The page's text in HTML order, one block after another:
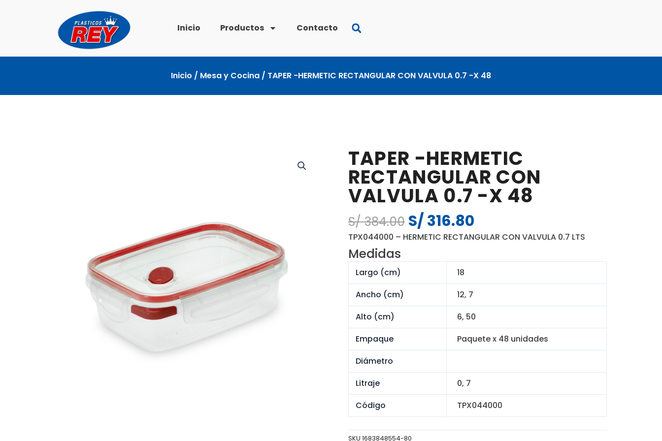
Inicio Productos Contacto
Inicio / Mesa y Cocina / TAPER -HERMETIC RECTANGULAR CON VALVULA 0.7 -X 48
TAPER -HERMETIC
RECTANGULAR CON
VALVULA 0.7 -X 48
S/384.00 El
precio
era:
S/ 384.00.
S/316.80El
precio
es:
TPX044000 – HERMETIC RECTANGULAR CON VALVULA 0.7 LTS
Medidas
Largo (cm)
18
Ancho (cm)
12, 7
Alto (cm)
6, 50
Empaque
Paquete x 48 unidades
Diámetro
Litraje
0, 7
Código
TPX044000
SKU 1683848554-80